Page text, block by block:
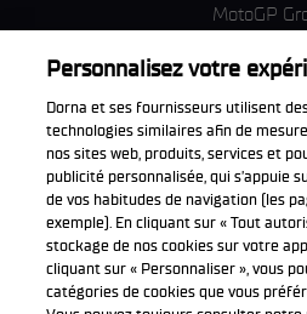
MotoGP
Termes et
Politique de
Politique
Télécharger
Personnalisez votre
Dorna et ses fournisseurs utilisent
technologies similaires afin de
nos sites web, produits, services et
publicité personnalisée, qui s’appuie
de vos habitudes de navigation (les
exemple). En cliquant sur « Tout
stockage de nos cookies sur votre
cliquant sur « Personnaliser », vous
catégories de cookies que vous